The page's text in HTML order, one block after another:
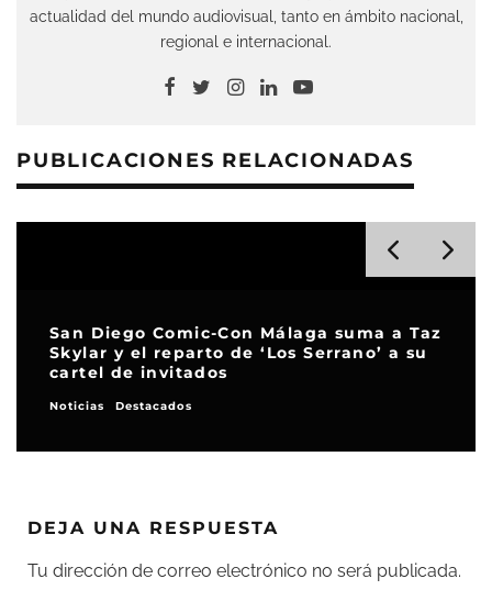
actualidad del mundo audiovisual, tanto en ámbito nacional,
regional e internacional.
PUBLICACIONES RELACIONADAS
San Diego Comic-Con Málaga suma a Taz
Skylar y el reparto de ‘Los Serrano’ a su
cartel de invitados
Noticias Destacados
DEJA UNA RESPUESTA
Tu dirección de correo electrónico no será publicada.